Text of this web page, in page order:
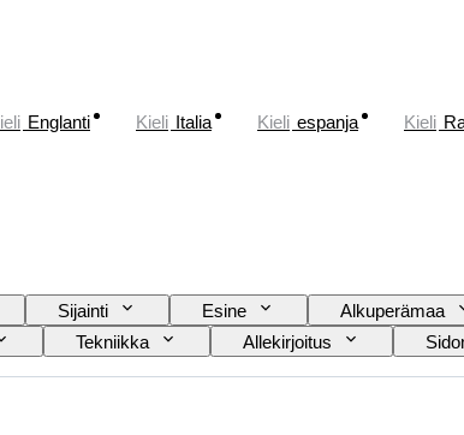
Englanti Kieli Italia Kieli espanja Kieli
Sijainti Esine Alkuperämaa
Tekniikka Allekirjoitus
Organizaatio Urheilu